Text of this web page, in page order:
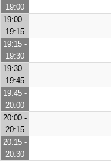
19:00
19:00 -
19:15
19:15 -
19:30
19:30 -
19:45
19:45 -
20:00
20:00 -
20:15
20:15 -
20:30